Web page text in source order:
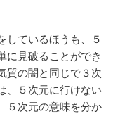
しているほうも、５
に見破ることができ
質の闇と同じで３次
、５次元に行けない
５次元の意味を分か